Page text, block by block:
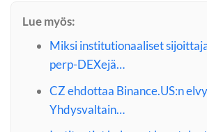
Lue myös:
Miksi institutionaaliset
perp-DEXejä…
CZ ehdottaa Binance.US:n
Yhdysvaltain…